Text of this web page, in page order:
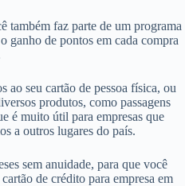
também faz parte de um programa
ganho de pontos em cada compra
ao seu cartão de pessoa física, ou
produtos, como passagens
é muito útil para empresas que
a outros lugares do país.
sem anuidade, para que você
de crédito para empresa em